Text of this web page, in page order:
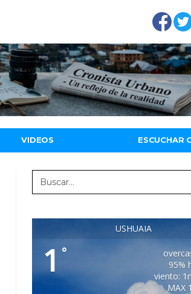
VIDEOS ESCUCHAR
USHUAIA
1 °
95%
viento:
MAX